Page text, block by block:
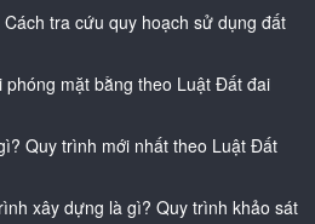
tra cứu quy hoạch sử dụng đất
mặt bằng theo Luật Đất đai
Quy trình mới nhất theo Luật Đất
xây dựng là gì? Quy trình khảo sát